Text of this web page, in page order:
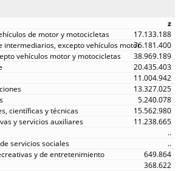
z
17.133.188
76.181.400
38.969.189
20.435.403
11.004.942
13.327.025
5.240.078
15.562.980
11.238.665
..
..
649.864
368.622